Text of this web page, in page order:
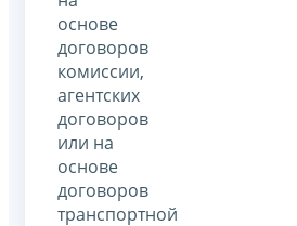
основе
договоров
комиссии,
агентских
договоров
или на
основе
договоров
транспортной